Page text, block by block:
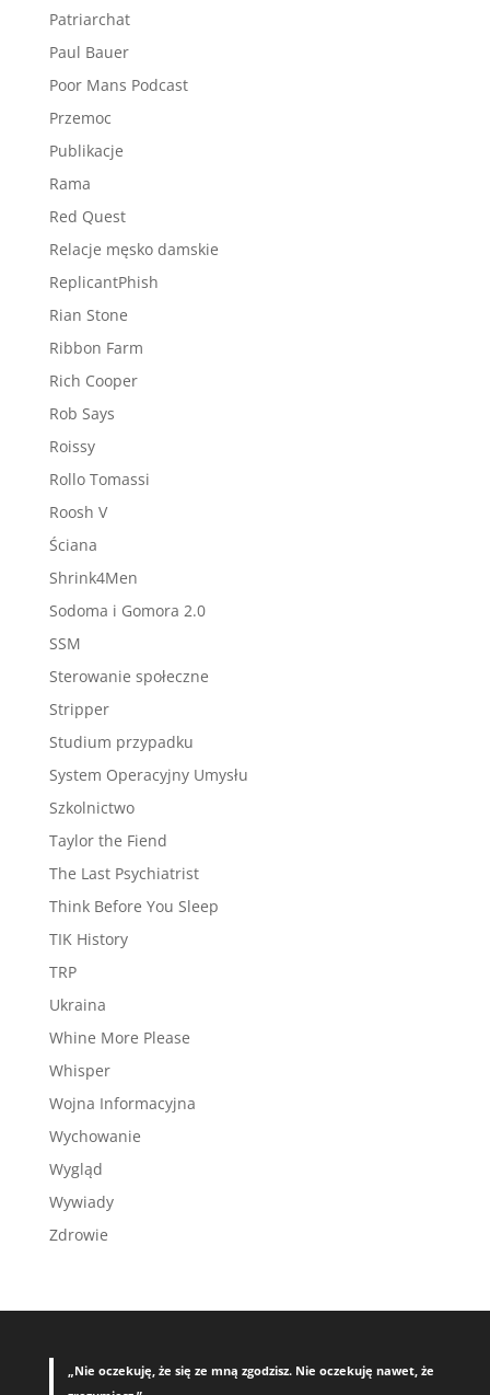
Patriarchat
Paul Bauer
Poor Mans Podcast
Przemoc
Publikacje
Rama
Red Quest
Relacje męsko damskie
ReplicantPhish
Rian Stone
Ribbon Farm
Rich Cooper
Rob Says
Roissy
Rollo Tomassi
Roosh V
Ściana
Shrink4Men
Sodoma i Gomora 2.0
SSM
Sterowanie społeczne
Stripper
Studium przypadku
System Operacyjny Umysłu
Szkolnictwo
Taylor the Fiend
The Last Psychiatrist
Think Before You Sleep
TIK History
TRP
Ukraina
Whine More Please
Whisper
Wojna Informacyjna
Wychowanie
Wygląd
Wywiady
Zdrowie
„Nie oczekuję, że się ze mną zgodzisz. Nie oczekuję nawet, że